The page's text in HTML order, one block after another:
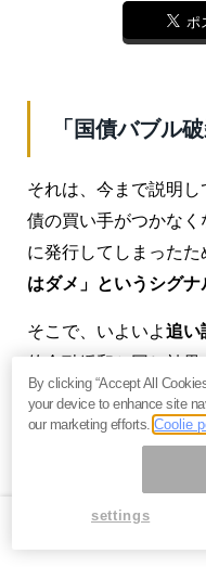
ポ
「国債バブル
それは、今まで説明
債の買い手がつかな
に発行してしまったた
はダメ」というシグ
そこで、いよいよ追い
的金融緩和と同じ効
をしぶしぶ決めたとい
しかし、これは、や
結果、国債の金利そ
日本の銀行シ
てしまったのです。
By clicking “Accept All
your device to enhance site
our marketing efforts.Coolie
settings